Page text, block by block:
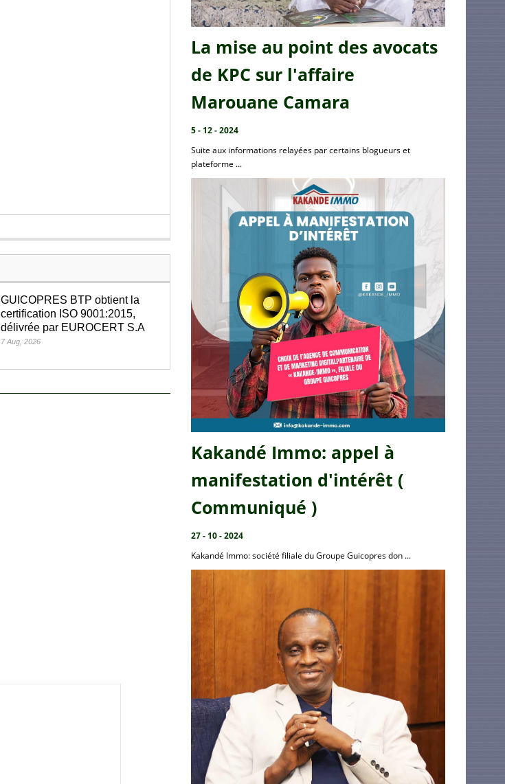
GUICOPRES BTP obtient la
certification ISO 9001:2015,
délivrée par EUROCERT S.A
7 Aug, 2026
La mise au point des avocats
de KPC sur l'affaire
Marouane Camara
5 - 12 - 2024
Suite aux informations relayées par certains blogueurs et
plateforme ...
Kakandé Immo: appel à
manifestation d'intérêt (
Communiqué )
27 - 10 - 2024
Kakandé Immo: société filiale du Groupe Guicopres don ...